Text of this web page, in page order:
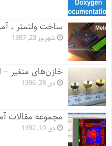
ساخت ولتمتر ،
شهریور 23, 1397
خازن‌های متغیر –
دی 28, 1396
مجموعه مقالات
دی 10, 1392